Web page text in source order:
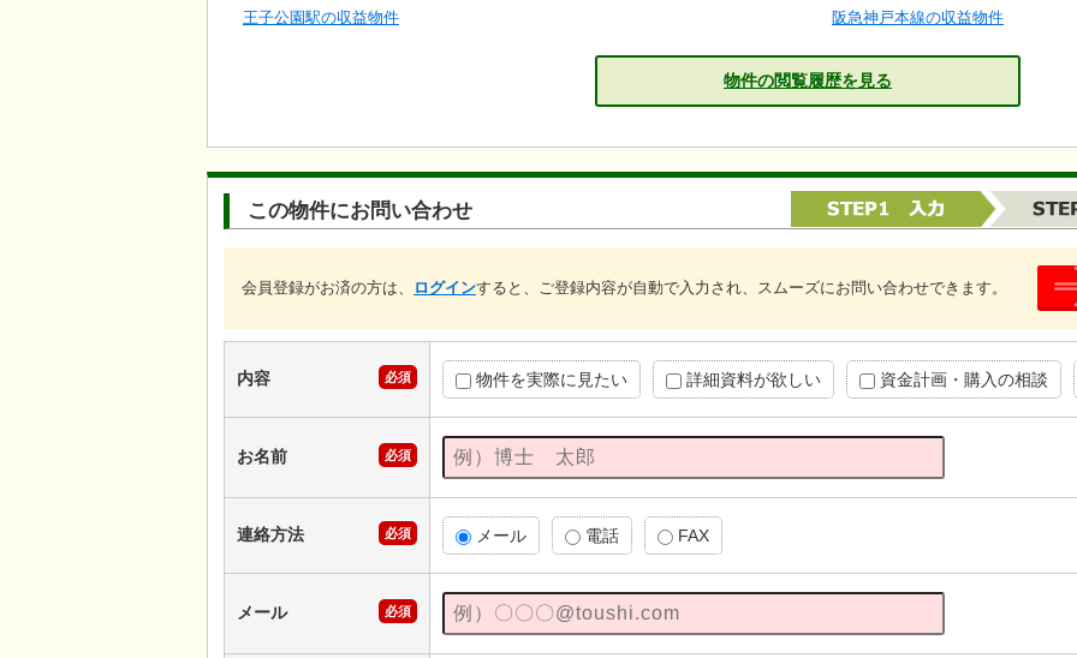
王子公園駅の収益物件 阪急神戸本線の収益物件
物件の閲覧履歴を見る
この物件にお問い合わせ
会員登録がお済の方は、 ログインすると、ご登録内容が自動で入力され、スムーズにお問い合わせできます。
内容 必須 物件を実際に見たい 詳細資料が欲しい 資金計画・購入の相談
お名前 必須
連絡方法 必須 メール 電話 FAX
メール 必須